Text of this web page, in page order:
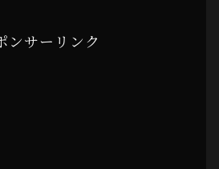
ンサーリンク